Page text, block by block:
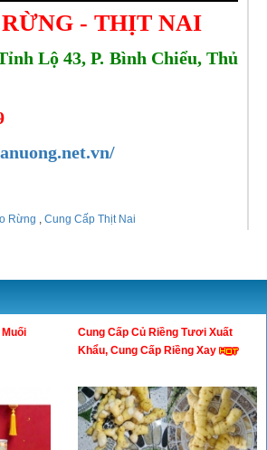
- THỊT NAI
Lộ 43, P. Bình Chiểu, Thủ
Rừng , Cung Cấp Thịt Nai
Cung Cấp Củ Riềng Tươi Xuất
Khẩu, Cung Cấp Riềng Xay